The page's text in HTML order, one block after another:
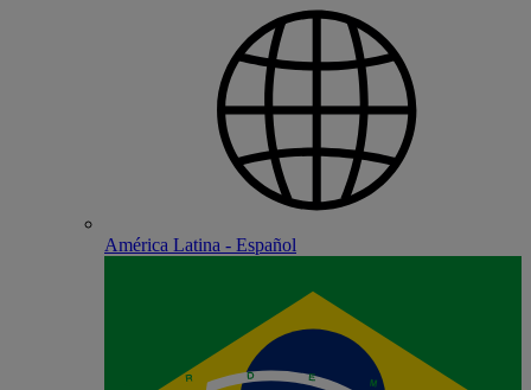
América Latina - Español